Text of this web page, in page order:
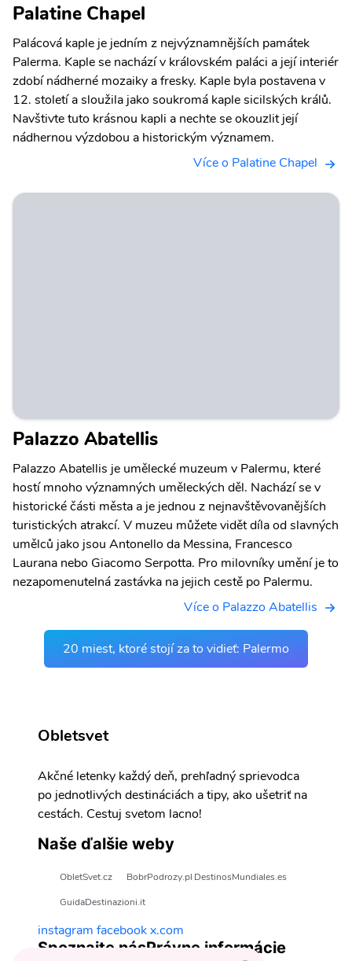
Palatine Chapel
Palácová kaple je jedním z nejvýznamnějších památek
Palerma. Kaple se nachází v královském paláci a její interiér
zdobí nádherné mozaiky a fresky. Kaple byla postavena v
12. století a sloužila jako soukromá kaple sicilských králů.
Navštivte tuto krásnou kapli a nechte se okouzlit její
nádhernou výzdobou a historickým významem.
Více o Palatine Chapel
Palazzo Abatellis
Palazzo Abatellis je umělecké muzeum v Palermu, které
hostí mnoho významných uměleckých děl. Nachází se v
historické části města a je jednou z nejnavštěvovanějších
turistických atrakcí. V muzeu můžete vidět díla od slavných
umělců jako jsou Antonello da Messina, Francesco
Laurana nebo Giacomo Serpotta. Pro milovníky umění je to
nezapomenutelná zastávka na jejich cestě po Palermu.
Více o Palazzo Abatellis
20 miest, ktoré stojí za to vidieť: Palermo
Obletsvet
Akčné letenky každý deň, prehľadný sprievodca
po jednotlivých destináciách a tipy, ako ušetriť na
cestách. Cestuj svetom lacno!
Naše ďalšie weby
ObletSvet.cz BobrPodrozy.pl DestinosMundiales.es
GuidaDestinazioni.it
instagram facebookx.com
Spoznajte násPrávne informácie